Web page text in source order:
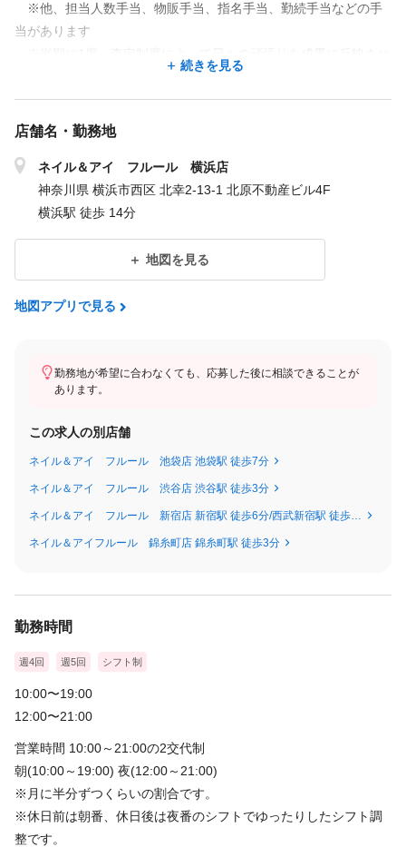
※他、担当人数手当、物販手当、指名手当、勤続手当などの手
当があります
※未経験者の方は、最大6か月間の試用期間があります。
※新卒の方も同様です。
といった形で、活躍してくれている社員がたくさんいます。
はじめは覚えることがたくさんありますが、しっかり研修を積ん
だその先には、
頑張りがわかりやすく反映されるかたちになっていることで、モ
チベーションも高めながらお仕事に取り組んでいただけます。
できなかったことができるようになったり、同期スタッフなどと
＜試用期間あり＞ 1ヶ月 〜 6ヶ月 / 月給 220,000円 〜 300,000円
続きを見る
店舗名・勤務地
ネイル＆アイ フルール 横浜店
神奈川県 横浜市西区 北幸2-13-1 北原不動産ビル4F
横浜駅 徒歩 14分
地図を見る
地図アプリで見る
勤務地が希望に合わなくても、応募した後に相談できることが
あります。
この求人の別店舗
ネイル＆アイ フルール 池袋店 池袋駅 徒歩7分
ネイル＆アイ フルール 渋谷店 渋谷駅 徒歩3分
ネイル＆アイ フルール 新宿店 新宿駅 徒歩6分/西武新宿駅 徒歩16分
ネイル＆アイフルール 錦糸町店 錦糸町駅 徒歩3分
勤務時間
週4回 週5回 シフト制
10:00〜19:00
12:00〜21:00
営業時間 10:00～21:00の2交代制
朝(10:00～19:00) 夜(12:00～21:00)
※月に半分ずつくらいの割合です。
※休日前は朝番、休日後は夜番のシフトでゆったりしたシフト調
整です。